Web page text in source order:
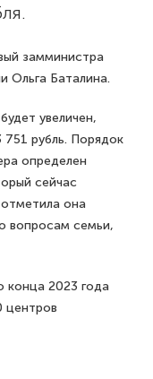
замминистра
Ольга Баталина.
увеличен,
рубль. Порядок
определен
сейчас
она
вопросам семьи,
конца 2023 года
центров